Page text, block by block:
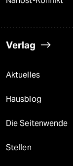
Verlag
Aktuelles
Hausblog
Die Seitenwende
Stellen